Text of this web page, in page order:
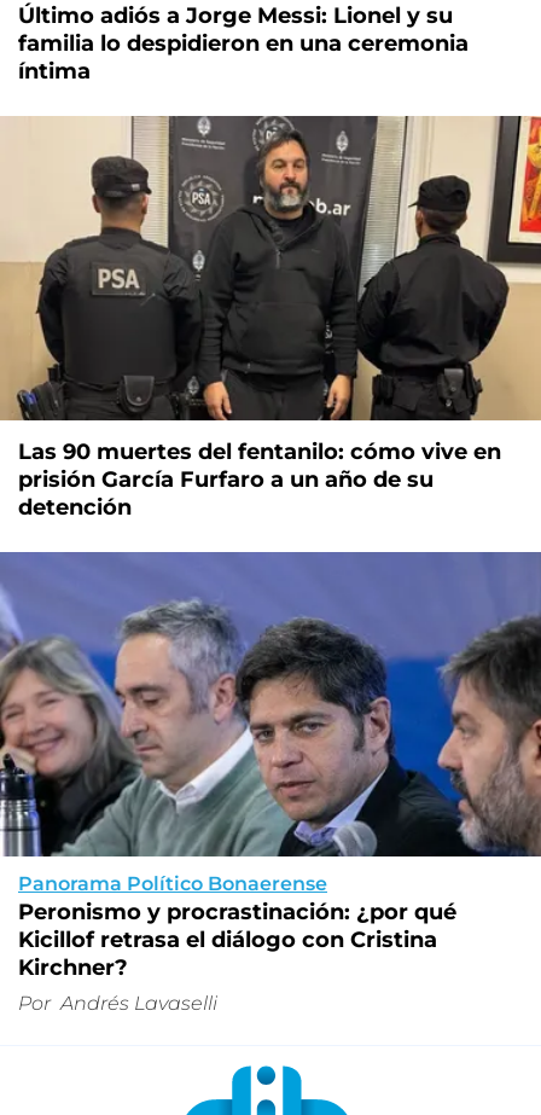
Último adiós a Jorge Messi: Lionel y su
familia lo despidieron en una ceremonia
íntima
Las 90 muertes del fentanilo: cómo vive en
prisión García Furfaro a un año de su
detención
Panorama Político Bonaerense
Peronismo y procrastinación: ¿por qué
Kicillof retrasa el diálogo con Cristina
Kirchner?
Por Andrés Lavaselli